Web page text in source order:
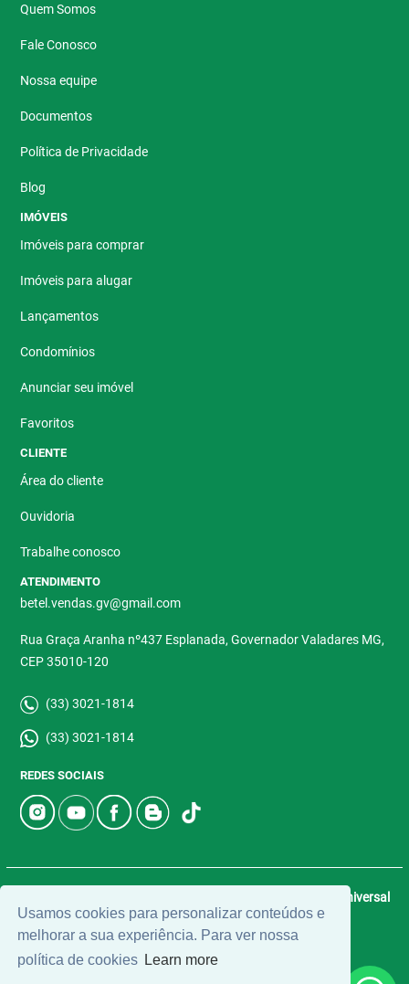
Usamos cookies para personalizar conteúdos e
melhorar a sua experiência. Para ver nossa
política de cookies Learn more
Quem Somos
Fale Conosco
Nossa equipe
Documentos
Política de Privacidade
Blog
IMÓVEIS
Imóveis para comprar
Imóveis para alugar
Lançamentos
Condomínios
Anunciar seu imóvel
Favoritos
CLIENTE
Área do cliente
Ouvidoria
Trabalhe conosco
ATENDIMENTO
betel.vendas.gv@gmail.com
Rua Graça Aranha nº437 Esplanada, Governador Valadares MG,
CEP 35010-120
(33) 3021-1814
(33) 3021-1814
REDES SOCIAIS
Universal
Software.